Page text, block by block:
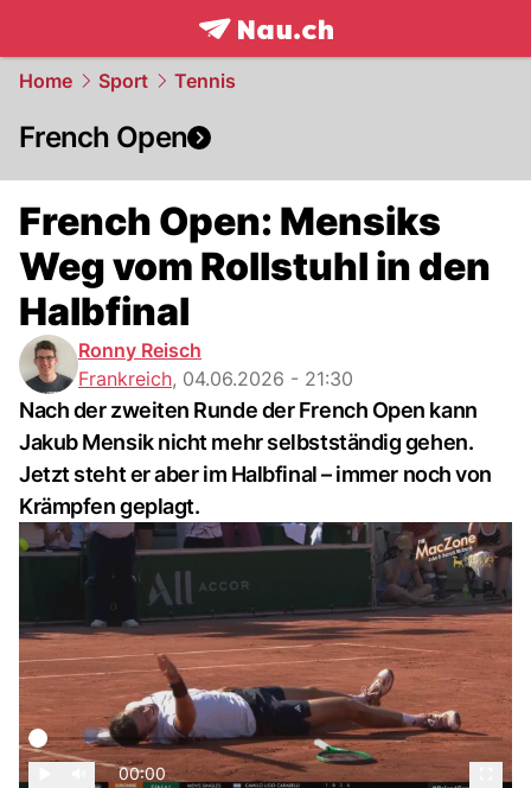
frontpage.NAU.ch
Home Sport Tennis
French Open
French Open: Mensiks
Weg vom Rollstuhl in den
Halbfinal
Ronny Reisch
Frankreich, 04.06.2026 - 21:30
Nach der zweiten Runde der French Open kann
Jakub Mensik nicht mehr selbstständig gehen.
Jetzt steht er aber im Halbfinal – immer noch von
Krämpfen geplagt.
00:00